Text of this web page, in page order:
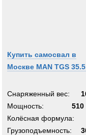
Купить самосвал в
Москве MAN TGS
Снаряженный вес:
Мощность:
510
Колёсная формула:
Грузоподъемность: